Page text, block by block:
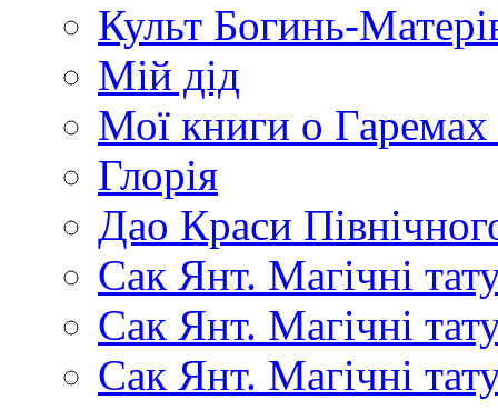
Культ Богинь-
Мій дід
Мої книги о
Глорія
Дао Краси
Сак Янт. Магічні
Сак Янт. Магічні
Сак Янт. Магічні